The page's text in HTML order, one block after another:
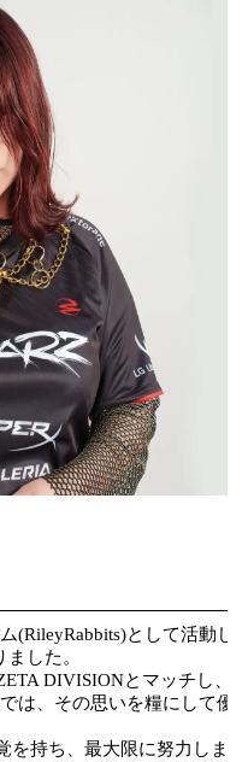
(RileyRabbits)として活動し
した。
DIVISIONとマッチし、
は、その思いを糧にして優
を持ち、最大限に努力しま